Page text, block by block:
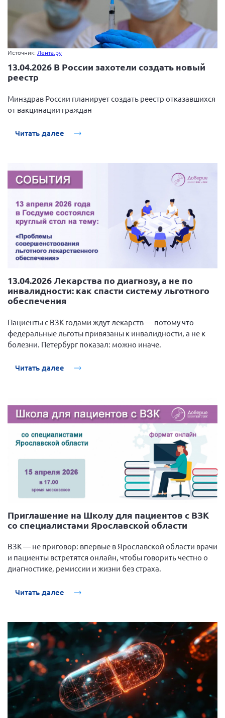
Источник: Лента.ру
13.04.2026 В России захотели создать новый
реестр
Минздрав России планирует создать реестр отказавшихся
от вакцинации граждан
Читать далее
13.04.2026 Лекарства по диагнозу, а не по
инвалидности: как спасти систему льготного
обеспечения
Пациенты с ВЗК годами ждут лекарств — потому что
федеральные льготы привязаны к инвалидности, а не к
болезни. Петербург показал: можно иначе.
Читать далее
Приглашение на Школу для пациентов с ВЗК
со специалистами Ярославской области
ВЗК — не приговор: впервые в Ярославской области врачи
и пациенты встретятся онлайн, чтобы говорить честно о
диагностике, ремиссии и жизни без страха.
Читать далее